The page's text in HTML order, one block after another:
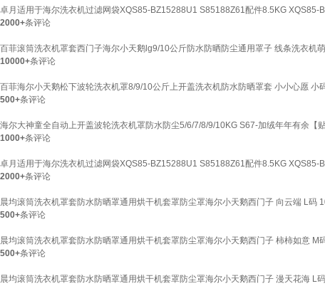
卓月适用于海尔洗衣机过滤网袋XQS85-BZ15288U1 S85188Z61配件8.5KG XQS85-
2000+条评论
百菲滚筒洗衣机罩套西门子海尔小天鹅lg9/10公斤防水防晒防尘通用罩子 线条洗衣机
10000+条评论
百菲海尔小天鹅松下波轮洗衣机罩8/9/10公斤上开盖洗衣机防水防晒罩套 小小心愿 小
500+条评论
海尔大神童全自动上开盖波轮洗衣机罩防水防尘5/6/7/8/9/10KG S67-加绒年年有余【
1000+条评论
卓月适用于海尔洗衣机过滤网袋XQS85-BZ15288U1 S85188Z61配件8.5KG XQS85-
2000+条评论
晨均滚筒洗衣机罩套防水防晒罩通用烘干机套罩防尘罩海尔小天鹅西门子 向云端 L码
500+条评论
晨均滚筒洗衣机罩套防水防晒罩通用烘干机套罩防尘罩海尔小天鹅西门子 柿柿如意 M
500+条评论
晨均滚筒洗衣机罩套防水防晒罩通用烘干机套罩防尘罩海尔小天鹅西门子 漫天花海 L